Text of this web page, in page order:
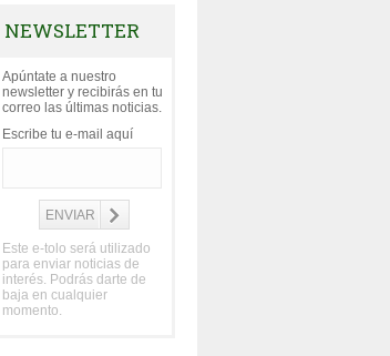
NEWSLETTER
Apúntate a nuestro
newsletter y recibirás en tu
correo las últimas noticias.
Escribe tu e-mail aquí
Este e-tolo será utilizado
para enviar noticias de
interés. Podrás darte de
baja en cualquier
momento.